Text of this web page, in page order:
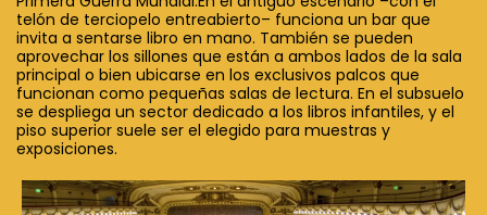
telón de terciopelo entreabierto– funciona un bar que
invita a sentarse libro en mano. También se pueden
aprovechar los sillones que están a ambos lados de la sala
principal o bien ubicarse en los exclusivos palcos que
funcionan como pequeñas salas de lectura. En el subsuelo
se despliega un sector dedicado a los libros infantiles, y el
piso superior suele ser el elegido para muestras y
exposiciones.